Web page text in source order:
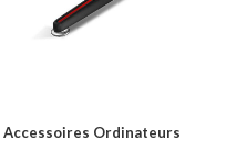
Accessoires Ordinateurs